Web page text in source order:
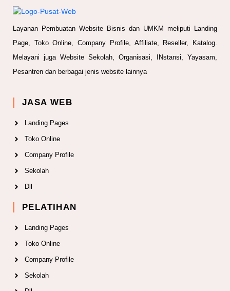
Layanan Pembuatan Website Bisnis dan UMKM meliputi Landing
Page, Toko Online, Company Profile, Affiliate, Reseller, Katalog.
Melayani juga Website Sekolah, Organisasi, INstansi, Yayasam,
Pesantren dan berbagai jenis website lainnya
JASA WEB
Landing Pages
Toko Online
Company Profile
Sekolah
Dll
PELATIHAN
Landing Pages
Toko Online
Company Profile
Sekolah